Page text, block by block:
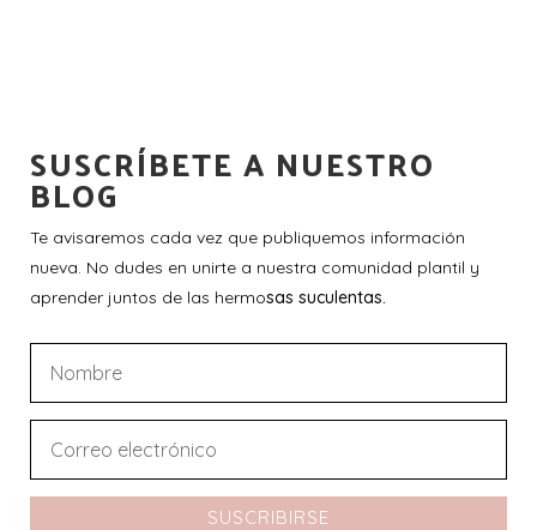
SUSCRÍBETE A NUESTRO
BLOG
Te avisaremos cada vez que publiquemos información
nueva. No dudes en unirte a nuestra comunidad plantil y
aprender juntos de las hermosas suculentas.
SUSCRIBIRSE